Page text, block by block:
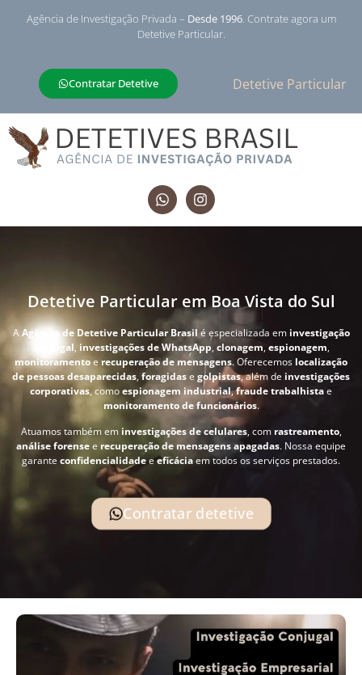
Agência de Investigação Privada – Desde 1996. Contrate agora um
Detetive Particular.
Contratar Detetive Detetive Particular
Detetive Particular em Boa Vista do Sul
AAgência de Detetive Particular Brasil é especializada em investigação
conjugal, investigações de WhatsApp, clonagem,espionagem,
monitoramentoe recuperação de mensagens. Oferecemos localização
de pessoas desaparecidas, foragidase golpistas, além de investigações
corporativas, comoespionagem industrial,fraude trabalhistae
monitoramento de funcionários.
Atuamos também em investigações de celulares, com rastreamento,
análise forensee recuperação de mensagens apagadas. Nossa equipe
garante confidencialidadeeeficáciaem todos os serviços prestados.
Contratar detetive